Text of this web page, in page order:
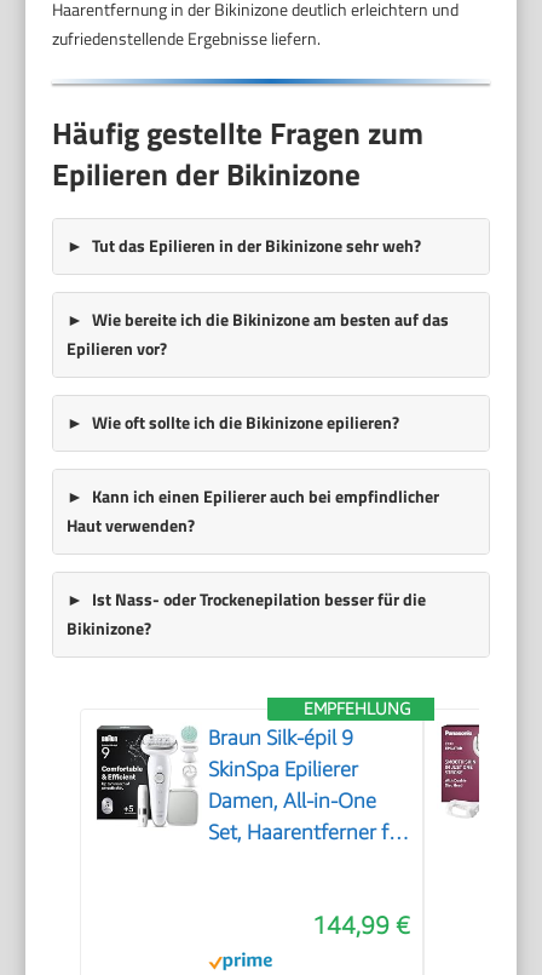
Haarentfernung in der Bikinizone deutlich erleichtern und
zufriedenstellende Ergebnisse liefern.
Häufig gestellte Fragen zum
Epilieren der Bikinizone
Tut das Epilieren in der Bikinizone sehr weh?
Wie bereite ich die Bikinizone am besten auf das
Epilieren vor?
Wie oft sollte ich die Bikinizone epilieren?
Kann ich einen Epilierer auch bei empfindlicher
Haut verwenden?
Ist Nass- oder Trockenepilation besser für die
Bikinizone?
EMPFEHLUNG
Braun Silk-épil 9
SkinSpa Epilierer
Damen, All-in-One
Set, Haarentferner für
Ladyshaver,
Wasserdicht — Inkl.
144,99 €